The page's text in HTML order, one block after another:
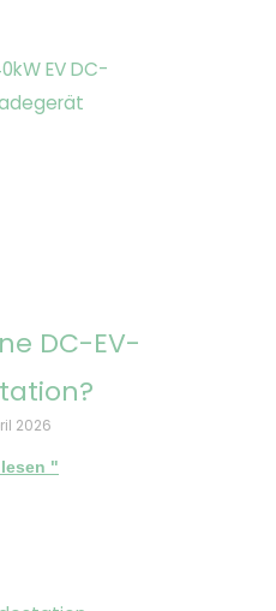
DC-EV-
2026
"